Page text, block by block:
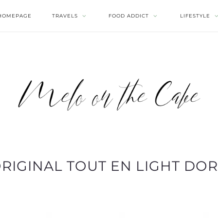
TRAVELS FOOD ADDICT LIFESTYLE
TOUT EN LIGHT